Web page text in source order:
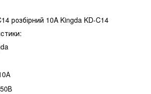
розбірний 10A Kingda KD-C14